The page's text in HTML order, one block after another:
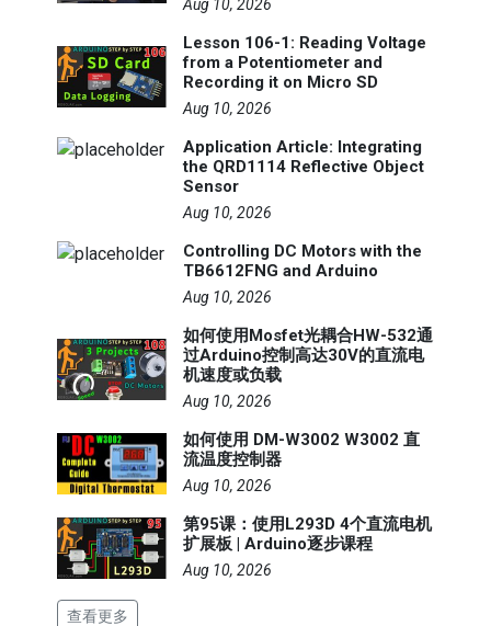
Aug 10, 2026
Lesson 106-1: Reading Voltage
from a Potentiometer and
Recording it on Micro SD
Aug 10, 2026
Application Article: Integrating
the QRD1114 Reflective Object
Sensor
Aug 10, 2026
Controlling DC Motors with the
TB6612FNG and Arduino
Aug 10, 2026
如何使用Mosfet光耦合HW-532通
过Arduino控制高达30V的直流电
机速度或负载
Aug 10, 2026
如何使用 DM-W3002 W3002 直
流温度控制器
Aug 10, 2026
第95课：使用L293D 4个直流电机
扩展板 | Arduino逐步课程
Aug 10, 2026
查看更多